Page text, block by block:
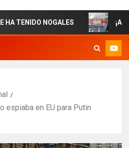
¡AGUAS
espiaba en EU para Putin